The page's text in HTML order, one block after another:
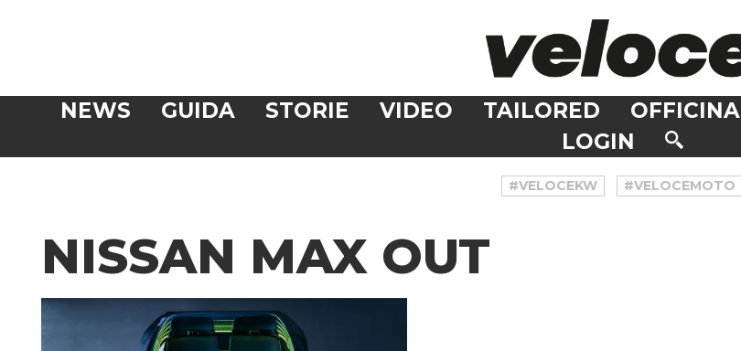
NEWS GUIDA STORIE VIDEO TAILORED OFFICINA
LOGIN
#VELOCEKW #VELOCEMOTO
NISSAN MAX OUT